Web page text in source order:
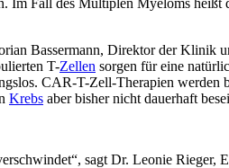
Bassermann, Direktor der
T-Zellen sorgen für eine
CAR-T-Zell-Therapien werden
Krebs aber bisher nicht dauerhaft
sagt Dr. Leonie Rieger,